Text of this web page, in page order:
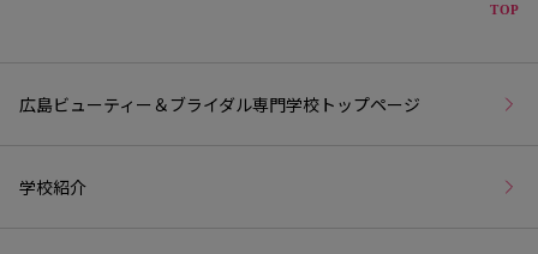
こ
TOP
広島ビューティー＆ブライダル専門学校トップページ
学校紹介